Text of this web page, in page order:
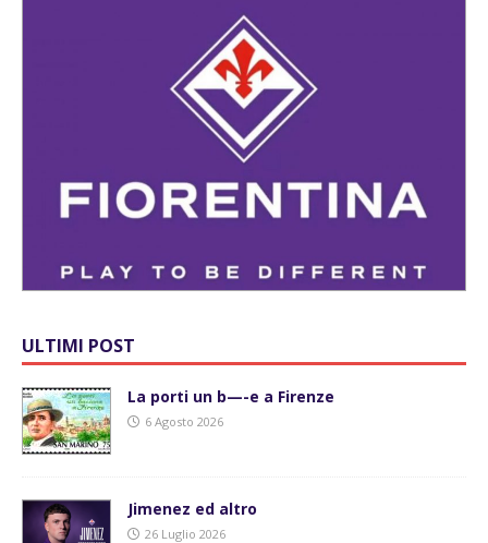
ULTIMI POST
La porti un b—-e a Firenze
6 Agosto 2026
Jimenez ed altro
26 Luglio 2026